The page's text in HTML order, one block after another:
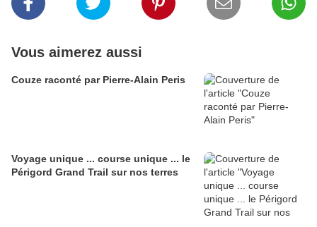
Vous aimerez aussi
Couze raconté par Pierre-Alain Peris
Voyage unique ... course unique ... le
Périgord Grand Trail sur nos terres